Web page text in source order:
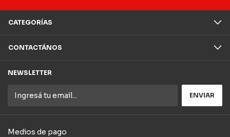
CATEGORÍAS
CONTACTÁNOS
NEWSLETTER
Medios de pago